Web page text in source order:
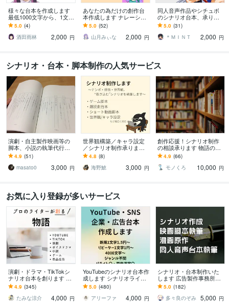
様々な台本を作成します
最低1000文字から、1文字
2円〜承っております！
5.0 (4)
酒田雨林
2,000 円
あなたの為だけの創作台
本作成します ナレーショ
ン・演技・MCに使える台
本作成します！
5.0 (52)
山月みぃな
2,000 円
同人音声作品やシチュボ
のシナリオ台本、承りま
す 100件以上の実績有
り！ご依頼、お待ちして
おります！
5.0 (31)
＊ＭＩＮＴ
2,000 円
シナリオ・台本・脚本制作の人気サービス
演劇・自主製作映画等の
脚本、小説の執筆代行し
ます 内容等の希望、演目
時間や納期など柔軟に相
談応じます。
4.9 (51)
masato0
3,000 円
世界観構築／キャラ設定
／シナリオ制作承ります
〜テンポ・感情・世界
観。惹き込むシナリオを
執筆します〜
4.8 (8)
海野鯱
3,000 円
創作応援！シナリオ制作
の相談承ります 物語の展
開・構成・進め方に迷っ
ている方へ
4.9 (66)
モノくろ
10,000 円
お気に入り登録が多いサービス
演劇・ドラマ・TikTokシ
ナリオ台本を創ります 実
績400件超 youtube・Insta
gram・ショート
4.9 (345)
たみな涼介
4,000 円
YouTubeのシナリオ台本作
成します シナリオライタ
ーがゆっくり・2chなど幅
広く対応します
5.0 (480)
アリーファ
4,000 円
シナリオ・台本制作いた
します 広告製作事務所の
現役ライターが執筆いた
します
5.0 (182)
多々良のぞみ 5,000 円